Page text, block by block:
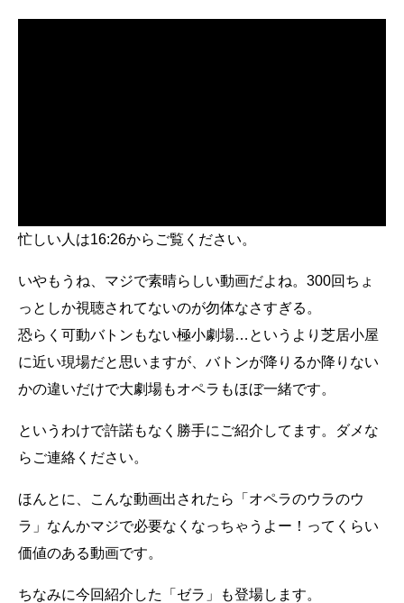
忙しい人は16:26からご覧ください。
いやもうね、マジで素晴らしい動画だよね。300回ちょ
っとしか視聴されてないのが勿体なさすぎる。
恐らく可動バトンもない極小劇場…というより芝居小屋
に近い現場だと思いますが、バトンが降りるか降りない
かの違いだけで大劇場もオペラもほぼ一緒です。
というわけで許諾もなく勝手にご紹介してます。ダメな
らご連絡ください。
ほんとに、こんな動画出されたら「オペラのウラのウ
ラ」なんかマジで必要なくなっちゃうよー！ってくらい
価値のある動画です。
ちなみに今回紹介した「ゼラ」も登場します。